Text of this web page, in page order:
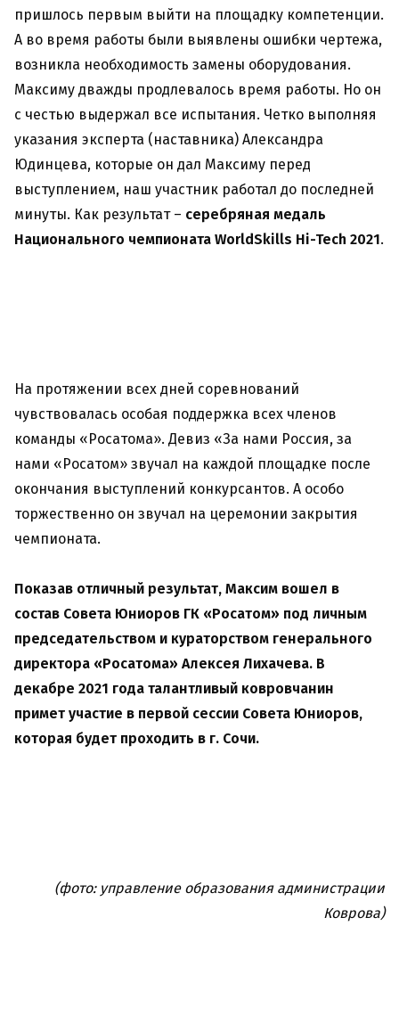
пришлось первым выйти на площадку компетенции.
А во время работы были выявлены ошибки чертежа,
возникла необходимость замены оборудования.
Максиму дважды продлевалось время работы. Но он
с честью выдержал все испытания. Четко выполняя
указания эксперта (наставника) Александра
Юдинцева, которые он дал Максиму перед
выступлением, наш участник работал до последней
минуты. Как результат – серебряная медаль
Национального чемпионата WorldSkills Hi-Tech 2021.
На протяжении всех дней соревнований
чувствовалась особая поддержка всех членов
команды «Росатома». Девиз «За нами Россия, за
нами «Росатом» звучал на каждой площадке после
окончания выступлений конкурсантов. А особо
торжественно он звучал на церемонии закрытия
чемпионата.
Показав отличный результат, Максим вошел в
состав Совета Юниоров ГК «Росатом» под личным
председательством и кураторством генерального
директора «Росатома» Алексея Лихачева. В
декабре 2021 года талантливый ковровчанин
примет участие в первой сессии Совета Юниоров,
которая будет проходить в г. Сочи.
(фото: управление образования администрации
Коврова)